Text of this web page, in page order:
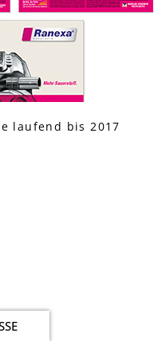
laufend bis 2017